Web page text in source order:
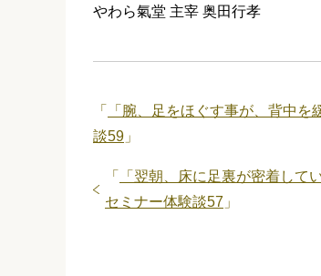
やわら氣堂 主宰 奥田行孝
「
「腕、足をほぐす事が、背中
談59 」
「
「翌朝、床に足裏が密着し
セミナー体験談57 」